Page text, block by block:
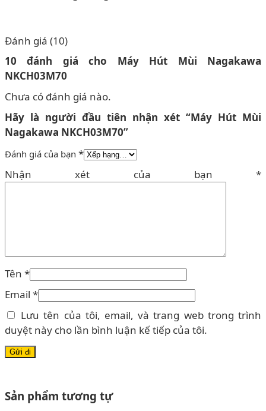
Đánh giá (10)
10 đánh giá cho Máy Hút Mùi Nagakawa
NKCH03M70
Chưa có đánh giá nào.
Hãy là người đầu tiên nhận xét “Máy Hút Mùi
Nagakawa NKCH03M70”
Đánh giá của bạn *
Nhận xét của bạn *
Tên *
Email *
Lưu tên của tôi, email, và trang web trong trình
duyệt này cho lần bình luận kế tiếp của tôi.
Sản phẩm tương tự